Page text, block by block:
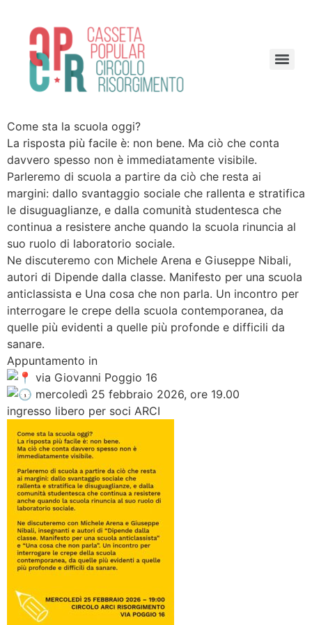
Come sta la scuola oggi?
La risposta più facile è: non bene. Ma ciò che conta
davvero spesso non è immediatamente visibile.
Parleremo di scuola a partire da ciò che resta ai
margini: dallo svantaggio sociale che rallenta e stratifica
le disuguaglianze, e dalla comunità studentesca che
continua a resistere anche quando la scuola rinuncia al
suo ruolo di laboratorio sociale.
Ne discuteremo con Michele Arena e Giuseppe Nibali,
autori di Dipende dalla classe. Manifesto per una scuola
anticlassista e Una cosa che non parla. Un incontro per
interrogare le crepe della scuola contemporanea, da
quelle più evidenti a quelle più profonde e difficili da
sanare.
Appuntamento in
via Giovanni Poggio 16
mercoledì 25 febbraio 2026, ore 19.00
ingresso libero per soci ARCI